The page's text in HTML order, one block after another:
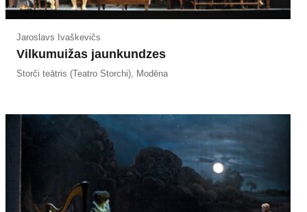
Jaroslavs Ivaškevičs
Vilkumuižas jaunkundzes
Storči teātris (Teatro Storchi), Modēna